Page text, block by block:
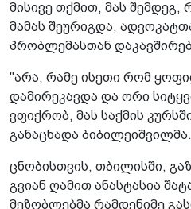
მისივე თქმით, მას
მამას შეურიგდა,
პრობლემასთან
"არა, რამე ისეთი რომ
დამირეკავდა და ორი
ვფიქრობ, მას საქმის
განაცხადა ბიბილეიშვილმა.
ცნობისთვის, თბილისში,
გვიან ღამით ანასტასია
მეზობლებმა რამდენიმე